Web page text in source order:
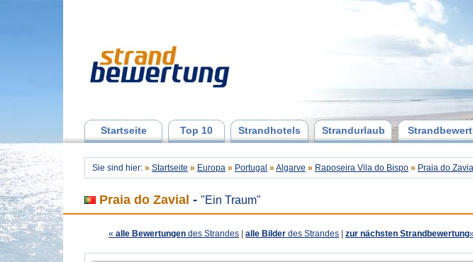
Startseite Top 10 Strandhotels Strandurlaub
Sie sind hier: » Startseite » Europa » Portugal » Algarve » Raposeira Vila do Bispo » Praia do Zavial
Praia do Zavial - "Ein Traum"
« alle Bewertungen des Strandes alle Bilder des Strandes zur nächsten Strandbewertung